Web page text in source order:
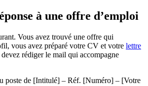
à une offre d’emploi
Vous avez trouvé une offre qui
vous avez préparé votre CV et votre lettre
devez rédiger le mail qui accompagne
poste de [Intitulé] – Réf. [Numéro] – [Votre